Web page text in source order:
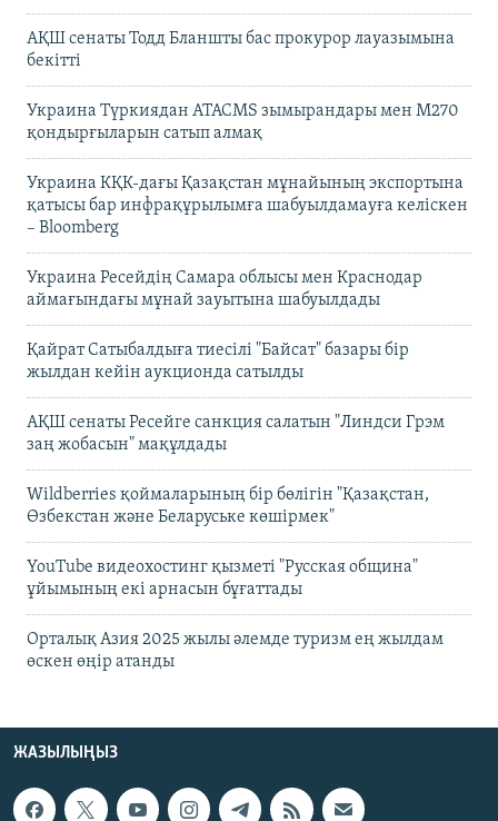
АҚШ сенаты Тодд Бланшты бас прокурор лауазымына
бекітті
Украина Түркиядан ATACMS зымырандары мен M270
қондырғыларын сатып алмақ
Украина КҚК-дағы Қазақстан мұнайының экспортына
қатысы бар инфрақұрылымға шабуылдамауға келіскен
– Bloomberg
Украина Ресейдің Самара облысы мен Краснодар
аймағындағы мұнай зауытына шабуылдады
Қайрат Сатыбалдыға тиесілі "Байсат" базары бір
жылдан кейін аукционда сатылды
АҚШ сенаты Ресейге санкция салатын "Линдси Грэм
заң жобасын" мақұлдады
Wildberries қоймаларының бір бөлігін "Қазақстан,
Өзбекстан және Беларуське көшірмек"
YouTube видеохостинг қызметі "Русская община"
ұйымының екі арнасын бұғаттады
Орталық Азия 2025 жылы әлемде туризм ең жылдам
өскен өңір атанды
ЖАЗЫЛЫҢЫЗ